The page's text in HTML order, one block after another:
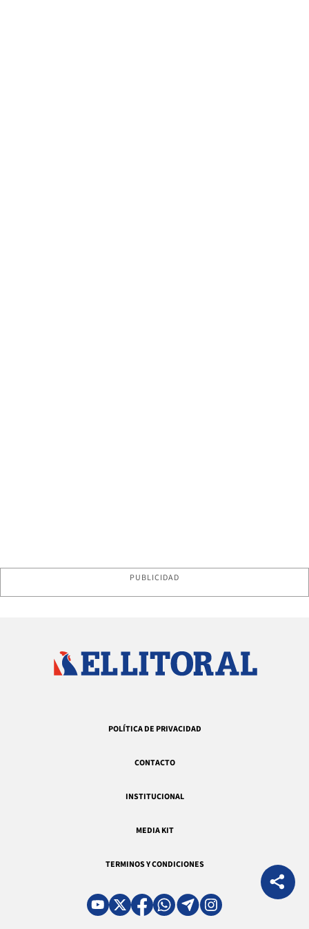
PUBLICIDAD
POLÍTICA DE PRIVACIDAD
CONTACTO
INSTITUCIONAL
MEDIA KIT
TERMINOS Y CONDICIONES